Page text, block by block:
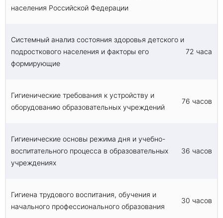
населения Российской Федерации
Системный анализ состояния здоровья детского и
подросткового населения и факторы его
формирующие
72 часа
Гигиенические требования к устройству и
оборудованию образовательных учреждений
76 часов
Гигиенические основы режима дня и учебно-
воспитательного процесса в образовательных
учреждениях
36 часов
Гигиена трудового воспитания, обучения и
начального профессионального образования
30 часов